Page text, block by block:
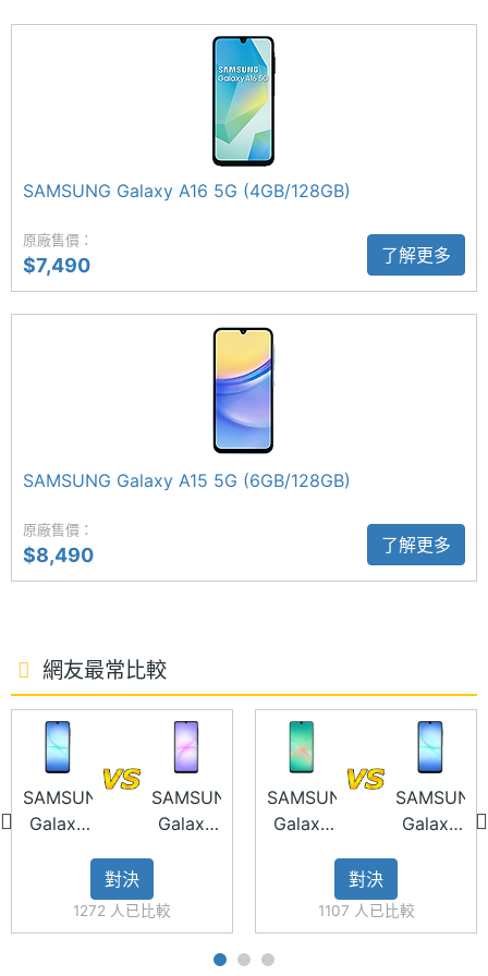
穿搭，只要透過「搜尋圈」，一圈即能搜尋同款單
品；遇到不懂的單字或難解的數學題，也能輕鬆圈選
獲得解答，學習效率大加分。想規劃久違的放鬆小旅
行，只要開啟Gemini，說一聲「幫我建議週末兩天一
夜的宜蘭行程」，AI就會給出深度建議，連美食與路
5,000 萬畫素三鏡頭
SAMSUNG Galaxy A17 5G 後置三鏡頭主相機，分別
為 5,000 萬畫素 OIS 主鏡頭 + 500 萬畫素超廣角鏡
頭 + 200 萬畫素微距鏡頭，滿足使用者的多元攝影需
求。前置 1,300 萬畫素自拍鏡頭，支援人像攝影、美
◎ Android 15 作業系統、One UI 操作介面
◎ 6.7 吋 FHD+ 解析度 Super AMOLED 螢幕（90Hz
螢幕更新率）
◎ 三星 Exynos 1330 八核心處理器
◎ 6GB RAM / 128GB ROM、8GB RAM / 128GB
◎ Wi-Fi、藍牙、NFC、VoLTE、VoWifi
◎ Samsung Wallet、Smart View、雙重帳號
量
顯示螢幕
2340x1080 pixels
像素密
度
主螢幕
耐用性
Gorilla Glass Victus
主螢幕
更新率
90 Hz
SAMSUNG Galaxy A16 5G (4GB/128GB)
原廠售價：
$7,490 了解更多
SAMSUNG Galaxy A15 5G (6GB/128GB)
原廠售價：
$8,490 了解更多
網友最常比較
SAMSUNG
Galaxy
SAMSUNG
Galaxy
對決
1272 人已比較
SAMSUNG
Galaxy
SAMSUNG
Galaxy
對決
1107 人已比較